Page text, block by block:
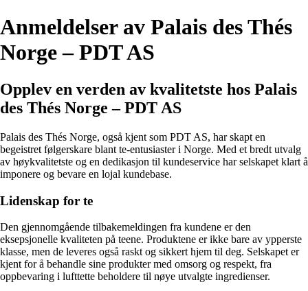
Anmeldelser av Palais des Thés
Norge – PDT AS
Opplev en verden av kvalitetste hos Palais
des Thés Norge – PDT AS
Palais des Thés Norge, også kjent som PDT AS, har skapt en
begeistret følgerskare blant te-entusiaster i Norge. Med et bredt utvalg
av høykvalitetste og en dedikasjon til kundeservice har selskapet klart å
imponere og bevare en lojal kundebase.
Lidenskap for te
Den gjennomgående tilbakemeldingen fra kundene er den
eksepsjonelle kvaliteten på teene. Produktene er ikke bare av ypperste
klasse, men de leveres også raskt og sikkert hjem til deg. Selskapet er
kjent for å behandle sine produkter med omsorg og respekt, fra
oppbevaring i lufttette beholdere til nøye utvalgte ingredienser.